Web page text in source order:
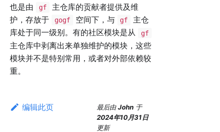
也是由
gf
主仓库的贡献者提供及维
护，存放于
gogf 空间下，与 gf
主仓
库处于同一级别。有的社区模块是从
gf
主仓库中剥离出来单独维护的模块，这些
模块并不是特别常用，或者对外部依赖较
重。
编辑此页 最后由John 于
2024年10月31日
更新